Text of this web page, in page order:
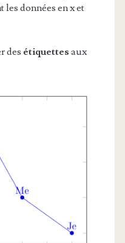
données en x et
des étiquettes aux